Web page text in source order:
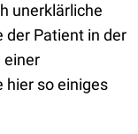
unerklärliche
der Patient in der
einer
hier so einiges